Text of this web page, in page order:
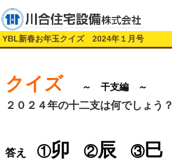
YBL新春お年玉クイズ 2024年１月号
クイズ ～ 干支編 ～
２０２４年の十二支は何でしょう？
答え ①卯 ②辰 ③巳